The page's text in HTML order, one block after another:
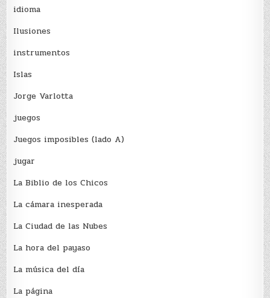
idioma
Ilusiones
instrumentos
Islas
Jorge Varlotta
juegos
Juegos imposibles (lado A)
jugar
La Biblio de los Chicos
La cámara inesperada
La Ciudad de las Nubes
La hora del payaso
La música del día
La página